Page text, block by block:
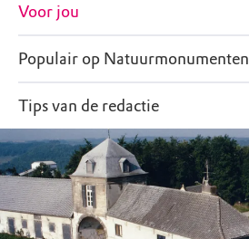
Voor jou
Populair op Natuurmonumenten
Tips van de redactie